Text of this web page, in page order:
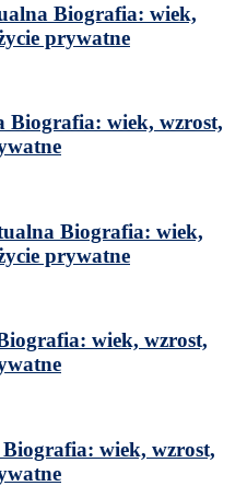
Biografia: wiek,
prywatne
Biografia: wiek, wzrost,
Biografia: wiek,
prywatne
wiek, wzrost,
wiek, wzrost,